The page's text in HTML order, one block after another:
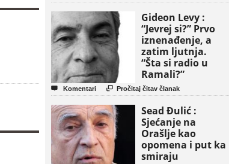
Gideon Levy :
“Jevrej si?” Prvo
iznenađenje, a
zatim ljutnja.
“Šta si radio u
Ramali?”
 Komentari  Pročitaj čitav članak
Sead Đulić :
Sjećanje na
Orašlje kao
opomena i put ka
smiraju